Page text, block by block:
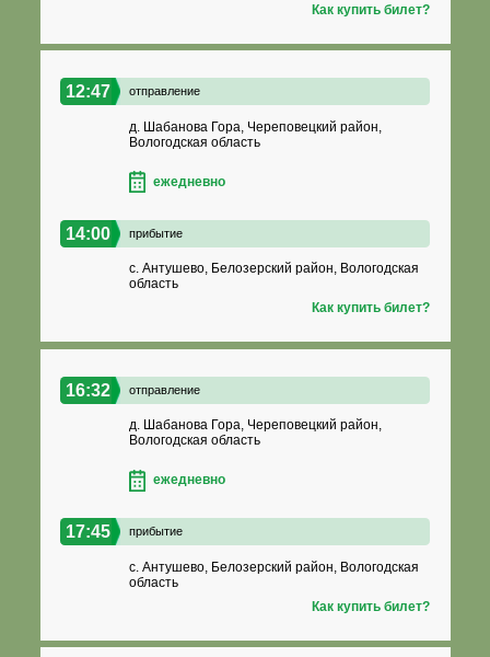
Как купить билет?
12:47 отправление
д. Шабанова Гора, Череповецкий район,
Вологодская область
ежедневно
14:00 прибытие
с. Антушево, Белозерский район, Вологодская
область
Как купить билет?
16:32 отправление
д. Шабанова Гора, Череповецкий район,
Вологодская область
ежедневно
17:45 прибытие
с. Антушево, Белозерский район, Вологодская
область
Как купить билет?